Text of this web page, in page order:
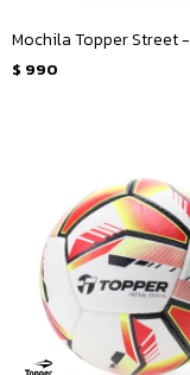
Mochila Topper Street
$ 990